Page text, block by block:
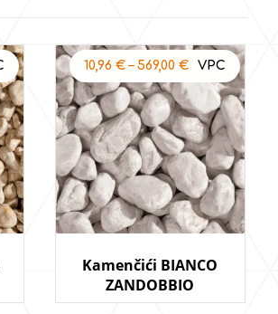
Kamenčići BIANCO
ZANDOBBIO
10,96 €– 569,00 €